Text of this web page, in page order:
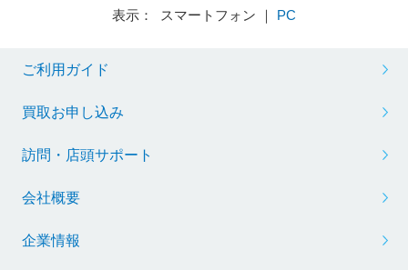
表示： スマートフォン ｜ PC
ご利用ガイド
買取お申し込み
訪問・店頭サポート
会社概要
企業情報